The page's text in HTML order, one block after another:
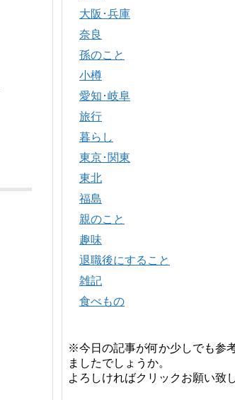
大阪･兵庫
奈良
孫のこと
小樽
愛知･岐阜
旅行
暮らし
東京･関東
東北
福島
親のこと
趣味
退職後にすること
雑記
食べもの
※今日の記事が何か少しでも参
ましたでしょう
よろしければクリックお願い致